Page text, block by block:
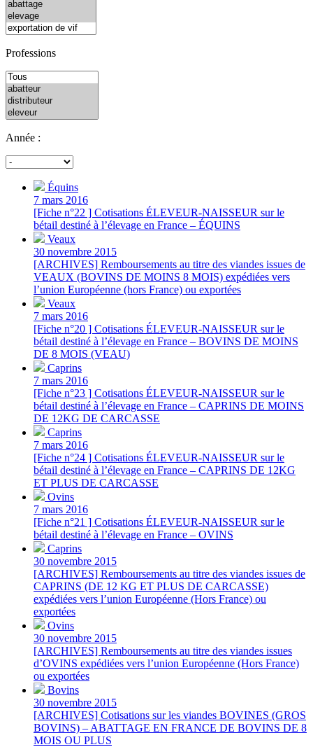
Professions
Année :
Équins
7 mars 2016
[Fiche n°22 ] Cotisations ÉLEVEUR-NAISSEUR sur le
bétail destiné à l’élevage en France – ÉQUINS
Veaux
30 novembre 2015
[ARCHIVES] Remboursements au titre des viandes issues de
VEAUX (BOVINS DE MOINS 8 MOIS) expédiées vers
l’union Européenne (hors France) ou exportées
Veaux
7 mars 2016
[Fiche n°20 ] Cotisations ÉLEVEUR-NAISSEUR sur le
bétail destiné à l’élevage en France – BOVINS DE MOINS
DE 8 MOIS (VEAU)
Caprins
7 mars 2016
[Fiche n°23 ] Cotisations ÉLEVEUR-NAISSEUR sur le
bétail destiné à l’élevage en France – CAPRINS DE MOINS
DE 12KG DE CARCASSE
Caprins
7 mars 2016
[Fiche n°24 ] Cotisations ÉLEVEUR-NAISSEUR sur le
bétail destiné à l’élevage en France – CAPRINS DE 12KG
ET PLUS DE CARCASSE
Ovins
7 mars 2016
[Fiche n°21 ] Cotisations ÉLEVEUR-NAISSEUR sur le
bétail destiné à l’élevage en France – OVINS
Caprins
30 novembre 2015
[ARCHIVES] Remboursements au titre des viandes issues de
CAPRINS (DE 12 KG ET PLUS DE CARCASSE)
expédiées vers l’union Européenne (Hors France) ou
exportées
Ovins
30 novembre 2015
[ARCHIVES] Remboursements au titre des viandes issues
d’OVINS expédiées vers l’union Européenne (Hors France)
ou exportées
Bovins
30 novembre 2015
[ARCHIVES] Cotisations sur les viandes BOVINES (GROS
BOVINS) – ABATTAGE EN FRANCE DE BOVINS DE 8
MOIS OU PLUS